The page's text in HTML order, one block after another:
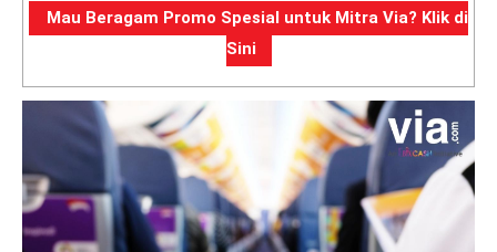
Mau Beragam Promo Spesial untuk Mitra Via? Klik di
Sini